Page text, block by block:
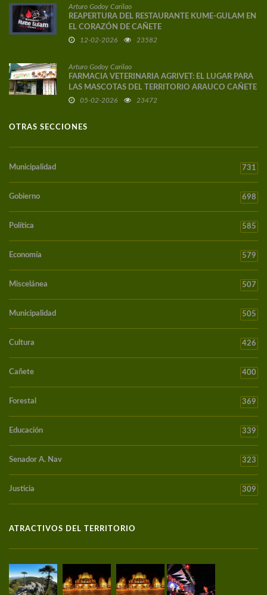
Arturo Godoy Carilao
REAPERTURA DEL RESTAURANTE KUME-GULAM EN
EL CORAZÓN DE CAÑETE
12-02-2026 23582
Arturo Godoy Carilao
FARMACIA VETERINARIA AGRIVET: EL LUGAR PARA
LAS MASCOTAS DEL TERRITORIO ARAUCO CAÑETE
05-02-2026 23472
OTRAS SECCIONES
Municipalidad 731
Gobierno 698
Política 585
Economía 579
Miscelánea 507
Municipalidad 505
Cultura 426
Cañete 400
Forestal 369
Educación 339
Senador A. Nav 323
Justicia 309
ATRACTIVOS DEL TERRITORIO